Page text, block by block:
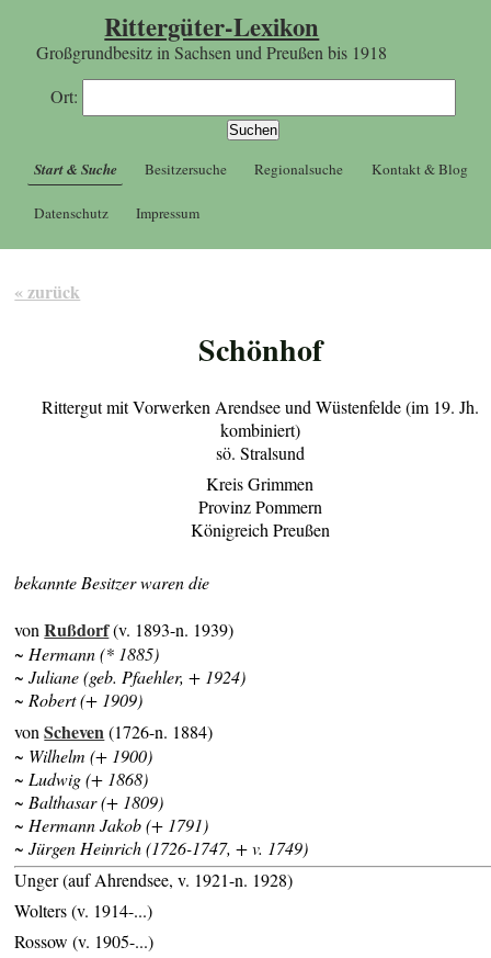
Rittergüter-Lexikon
Großgrundbesitz in Sachsen und Preußen bis 1918
Ort:
Start & Suche Besitzersuche Regionalsuche Kontakt & Blog
Datenschutz Impressum
« zurück
Schönhof
Rittergut mit Vorwerken Arendsee und Wüstenfelde (im 19. Jh.
kombiniert)
sö. Stralsund
Kreis Grimmen
Provinz Pommern
Königreich Preußen
bekannte Besitzer waren die
vonRußdorf(v. 1893-n. 1939)
~ Hermann (* 1885)
~ Juliane (geb. Pfaehler, + 1924)
~ Robert (+ 1909)
vonScheven(1726-n. 1884)
~ Wilhelm (+ 1900)
~ Ludwig (+ 1868)
~ Balthasar (+ 1809)
~ Hermann Jakob (+ 1791)
~ Jürgen Heinrich (1726-1747, + v. 1749)
Unger (auf Ahrendsee, v. 1921-n. 1928)
Wolters (v. 1914-...)
Rossow (v. 1905-...)